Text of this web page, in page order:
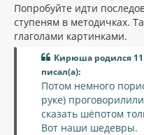
Попробуйте идти
ступеням в методичках.
глаголами картинками.
Кирюша родился
писал(а):
Потом немного
руке)
сказать шёпотом
Вот наши шедевры.